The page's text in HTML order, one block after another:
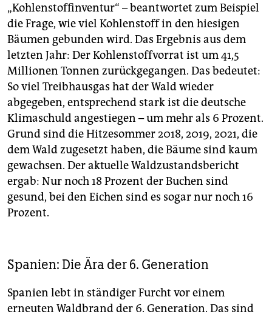
„Kohlenstoffinventur“ – beantwortet zum Beispiel
die Frage, wie viel Kohlenstoff in den hiesigen
Bäumen gebunden wird. Das Ergebnis aus dem
letzten Jahr: Der Kohlenstoffvorrat ist um 41,5
Millionen Tonnen zurückgegangen. Das bedeutet:
So viel Treibhausgas hat der Wald wieder
abgegeben, entsprechend stark ist die deutsche
Klimaschuld angestiegen – um mehr als 6 Prozent.
Grund sind die Hitzesommer 2018, 2019, 2021, die
dem Wald zugesetzt haben, die Bäume sind kaum
gewachsen. Der aktuelle Waldzustandsbericht
ergab: Nur noch 18 Prozent der Buchen sind
gesund, bei den Eichen sind es sogar nur noch 16
Prozent.
Spanien: Die Ära der 6. Generation
Spanien lebt in ständiger Furcht vor einem
erneuten Waldbrand der 6. Generation. Das sind